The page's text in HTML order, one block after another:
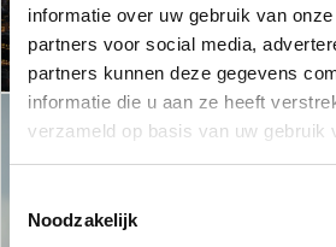
informatie over uw gebruik van
partners voor social media,
partners kunnen deze gegevens
informatie die u aan ze heeft
verzameld op basis van uw gebruik
Noodzakelijk